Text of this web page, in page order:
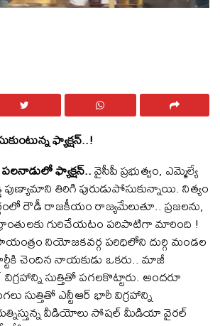
ఫ్యాక్షన్..!
ఫ్యాక్షన్..వైసీపీ ప్రభుత్వం, ఎమ్మెల్యే
పుణ్యామాని తిరిగి పురుడుపోసుకున్నాయి. నిత్యం
రౌడీ రాజకీయం రాజ్యమేలుతూ.. ప్రజలను,
గురిచేయటం పరిపాటిగా మారింది !
నియోజకవర్గ పరిధిలోని దుర్గి మండల
చెందిన నాయకుడు ఒకరు.. మాజీ
విగ్రహాన్ని సుత్తితో పగలకొట్టారు. అందరూ
సుత్తితో ఎన్టీఆర్ భారీ విగ్రహాన్ని
వీడియోలు సోషల్ మీడియా వైరల్